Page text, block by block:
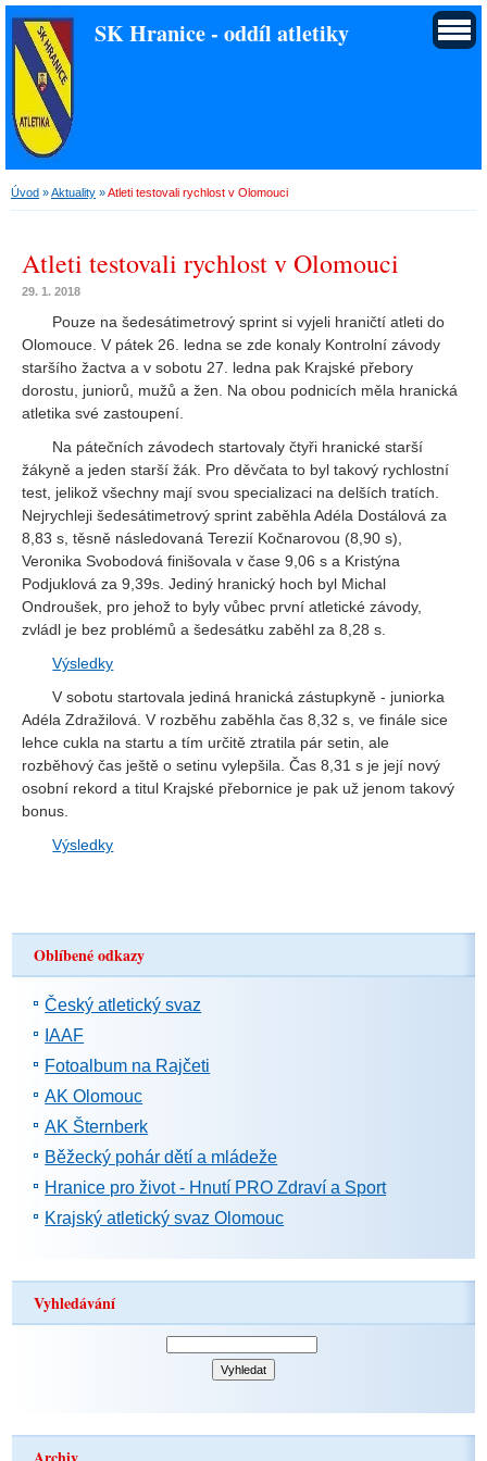
SK Hranice - oddíl atletiky
Úvod »Aktuality »Atleti testovali rychlost v Olomouci
Atleti testovali rychlost v Olomouci
29. 1. 2018
Pouze na šedesátimetrový sprint si vyjeli hraničtí atleti do
Olomouce. V pátek 26. ledna se zde konaly Kontrolní závody
staršího žactva a v sobotu 27. ledna pak Krajské přebory
dorostu, juniorů, mužů a žen. Na obou podnicích měla hranická
atletika své zastoupení.
Na pátečních závodech startovaly čtyři hranické starší
žákyně a jeden starší žák. Pro děvčata to byl takový rychlostní
test, jelikož všechny mají svou specializaci na delších tratích.
Nejrychleji šedesátimetrový sprint zaběhla Adéla Dostálová za
8,83 s, těsně následovaná Terezií Kočnarovou (8,90 s),
Veronika Svobodová finišovala v čase 9,06 s a Kristýna
Podjuklová za 9,39s. Jediný hranický hoch byl Michal
Ondroušek, pro jehož to byly vůbec první atletické závody,
zvládl je bez problémů a šedesátku zaběhl za 8,28 s.
Výsledky
V sobotu startovala jediná hranická zástupkyně - juniorka
Adéla Zdražilová. V rozběhu zaběhla čas 8,32 s, ve finále sice
lehce cukla na startu a tím určitě ztratila pár setin, ale
rozběhový čas ještě o setinu vylepšila. Čas 8,31 s je její nový
osobní rekord a titul Krajské přebornice je pak už jenom takový
bonus.
Výsledky
Oblíbené odkazy
Český atletický svaz
IAAF
Fotoalbum na Rajčeti
AK Olomouc
AK Šternberk
Běžecký pohár dětí a mládeže
Hranice pro život - Hnutí PRO Zdraví a Sport
Krajský atletický svaz Olomouc
Vyhledávání